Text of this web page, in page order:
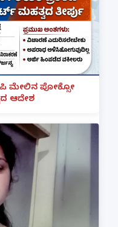
ಮೇಲಿನ ಪೋಕ್ಸೋ
ಆದೇಶ